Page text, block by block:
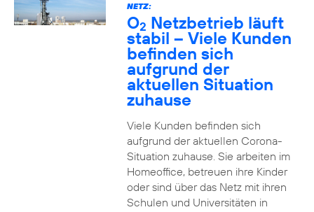
NETZ:
O2 Netzbetrieb läuft
stabil – Viele Kunden
befinden sich
aufgrund der
aktuellen Situation
zuhause
Viele Kunden befinden sich
aufgrund der aktuellen Corona-
Situation zuhause. Sie arbeiten im
Homeoffice, betreuen ihre Kinder
oder sind über das Netz mit ihren
Schulen und Universitäten in